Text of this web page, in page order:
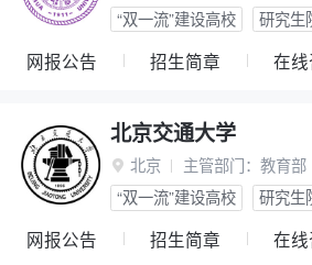
“双一流”建设高校
研究生
网报公告 招生简章 在
北京交通大学
 北京 主管部门： 教育部
“双一流”建设高校
研究生
网报公告 招生简章 在